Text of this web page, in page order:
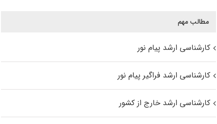
مطالب مهم
کارشناسی ارشد پیام نور
کارشناسی ارشد فراگیر پیام نور
کارشناسی ارشد خارج از کشور